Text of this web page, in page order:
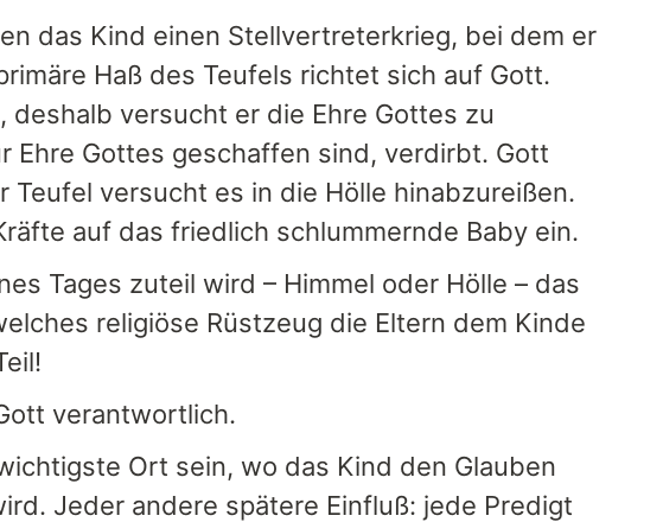
das Kind einen Stellvertreterkrieg, bei dem er
Haß des Teufels richtet sich auf Gott.
versucht er die Ehre Gottes zu
Ehre Gottes geschaffen sind, verdirbt. Gott
Teufel versucht es in die Hölle hinabzureißen.
auf das friedlich schlummernde Baby ein.
Tages zuteil wird – Himmel oder Hölle – das
religiöse Rüstzeug die Eltern dem Kinde
verantwortlich.
Ort sein, wo das Kind den Glauben
Jeder andere spätere Einfluß: jede Predigt